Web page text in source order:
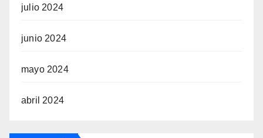
julio 2024
junio 2024
mayo 2024
abril 2024